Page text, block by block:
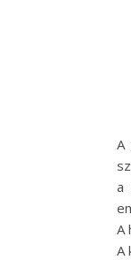
A
a
A
A